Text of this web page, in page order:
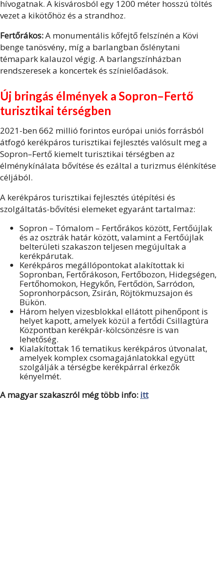
hívogatnak. A kisvárosból egy 1200 méter hosszú töltés
vezet a kikötőhöz és a strandhoz.
Fertőrákos:A monumentális kőfejtő felszínén a Kövi
benge tanösvény, míg a barlangban őslénytani
témapark kalauzol végig. A barlangszínházban
rendszeresek a koncertek és színielőadások.
Új bringás élmények a Sopron–Fertő
turisztikai térségben
2021-ben 662 millió forintos európai uniós forrásból
átfogó kerékpáros turisztikai fejlesztés valósult meg a
Sopron–Fertő kiemelt turisztikai térségben az
élménykínálata bővítése és ezáltal a turizmus élénkítése
céljából.
A kerékpáros turisztikai fejlesztés útépítési és
szolgáltatás-bővítési elemeket egyaránt tartalmaz:
Sopron – Tómalom – Fertőrákos között, Fertőújlak
és az osztrák határ között, valamint a Fertőújlak
belterületi szakaszon teljesen megújultak a
kerékpárutak.
Kerékpáros megállópontokat alakítottak ki
Sopronban, Fertőrákoson, Fertőbozon, Hidegségen,
Fertőhomokon, Hegykőn, Fertődön, Sarródon,
Sopronhorpácson, Zsirán, Röjtökmuzsajon és
Bükön.
Három helyen vizesblokkal ellátott pihenőpont is
helyet kapott, amelyek közül a fertődi Csillagtúra
Központban kerékpár-kölcsönzésre is van
lehetőség.
Kialakítottak 16 tematikus kerékpáros útvonalat,
amelyek komplex csomagajánlatokkal együtt
szolgálják a térségbe kerékpárral érkezők
kényelmét.
A magyar szakaszról még több info: itt